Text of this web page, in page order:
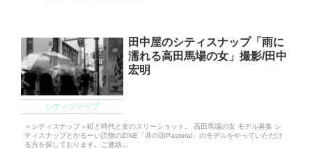
シティスナップ
田中屋のシティスナップ「雨に
濡れる高田馬場の女」撮影/田中
宏明
＝シティスナップ＝町と時代と女のスリーショット。 高田馬場の女 モデル募集 シ
ティスナップとかるーい読物のZINE「井の頭Pastoral」のモデルをやっていただけ
る方を探しております。ご連絡...